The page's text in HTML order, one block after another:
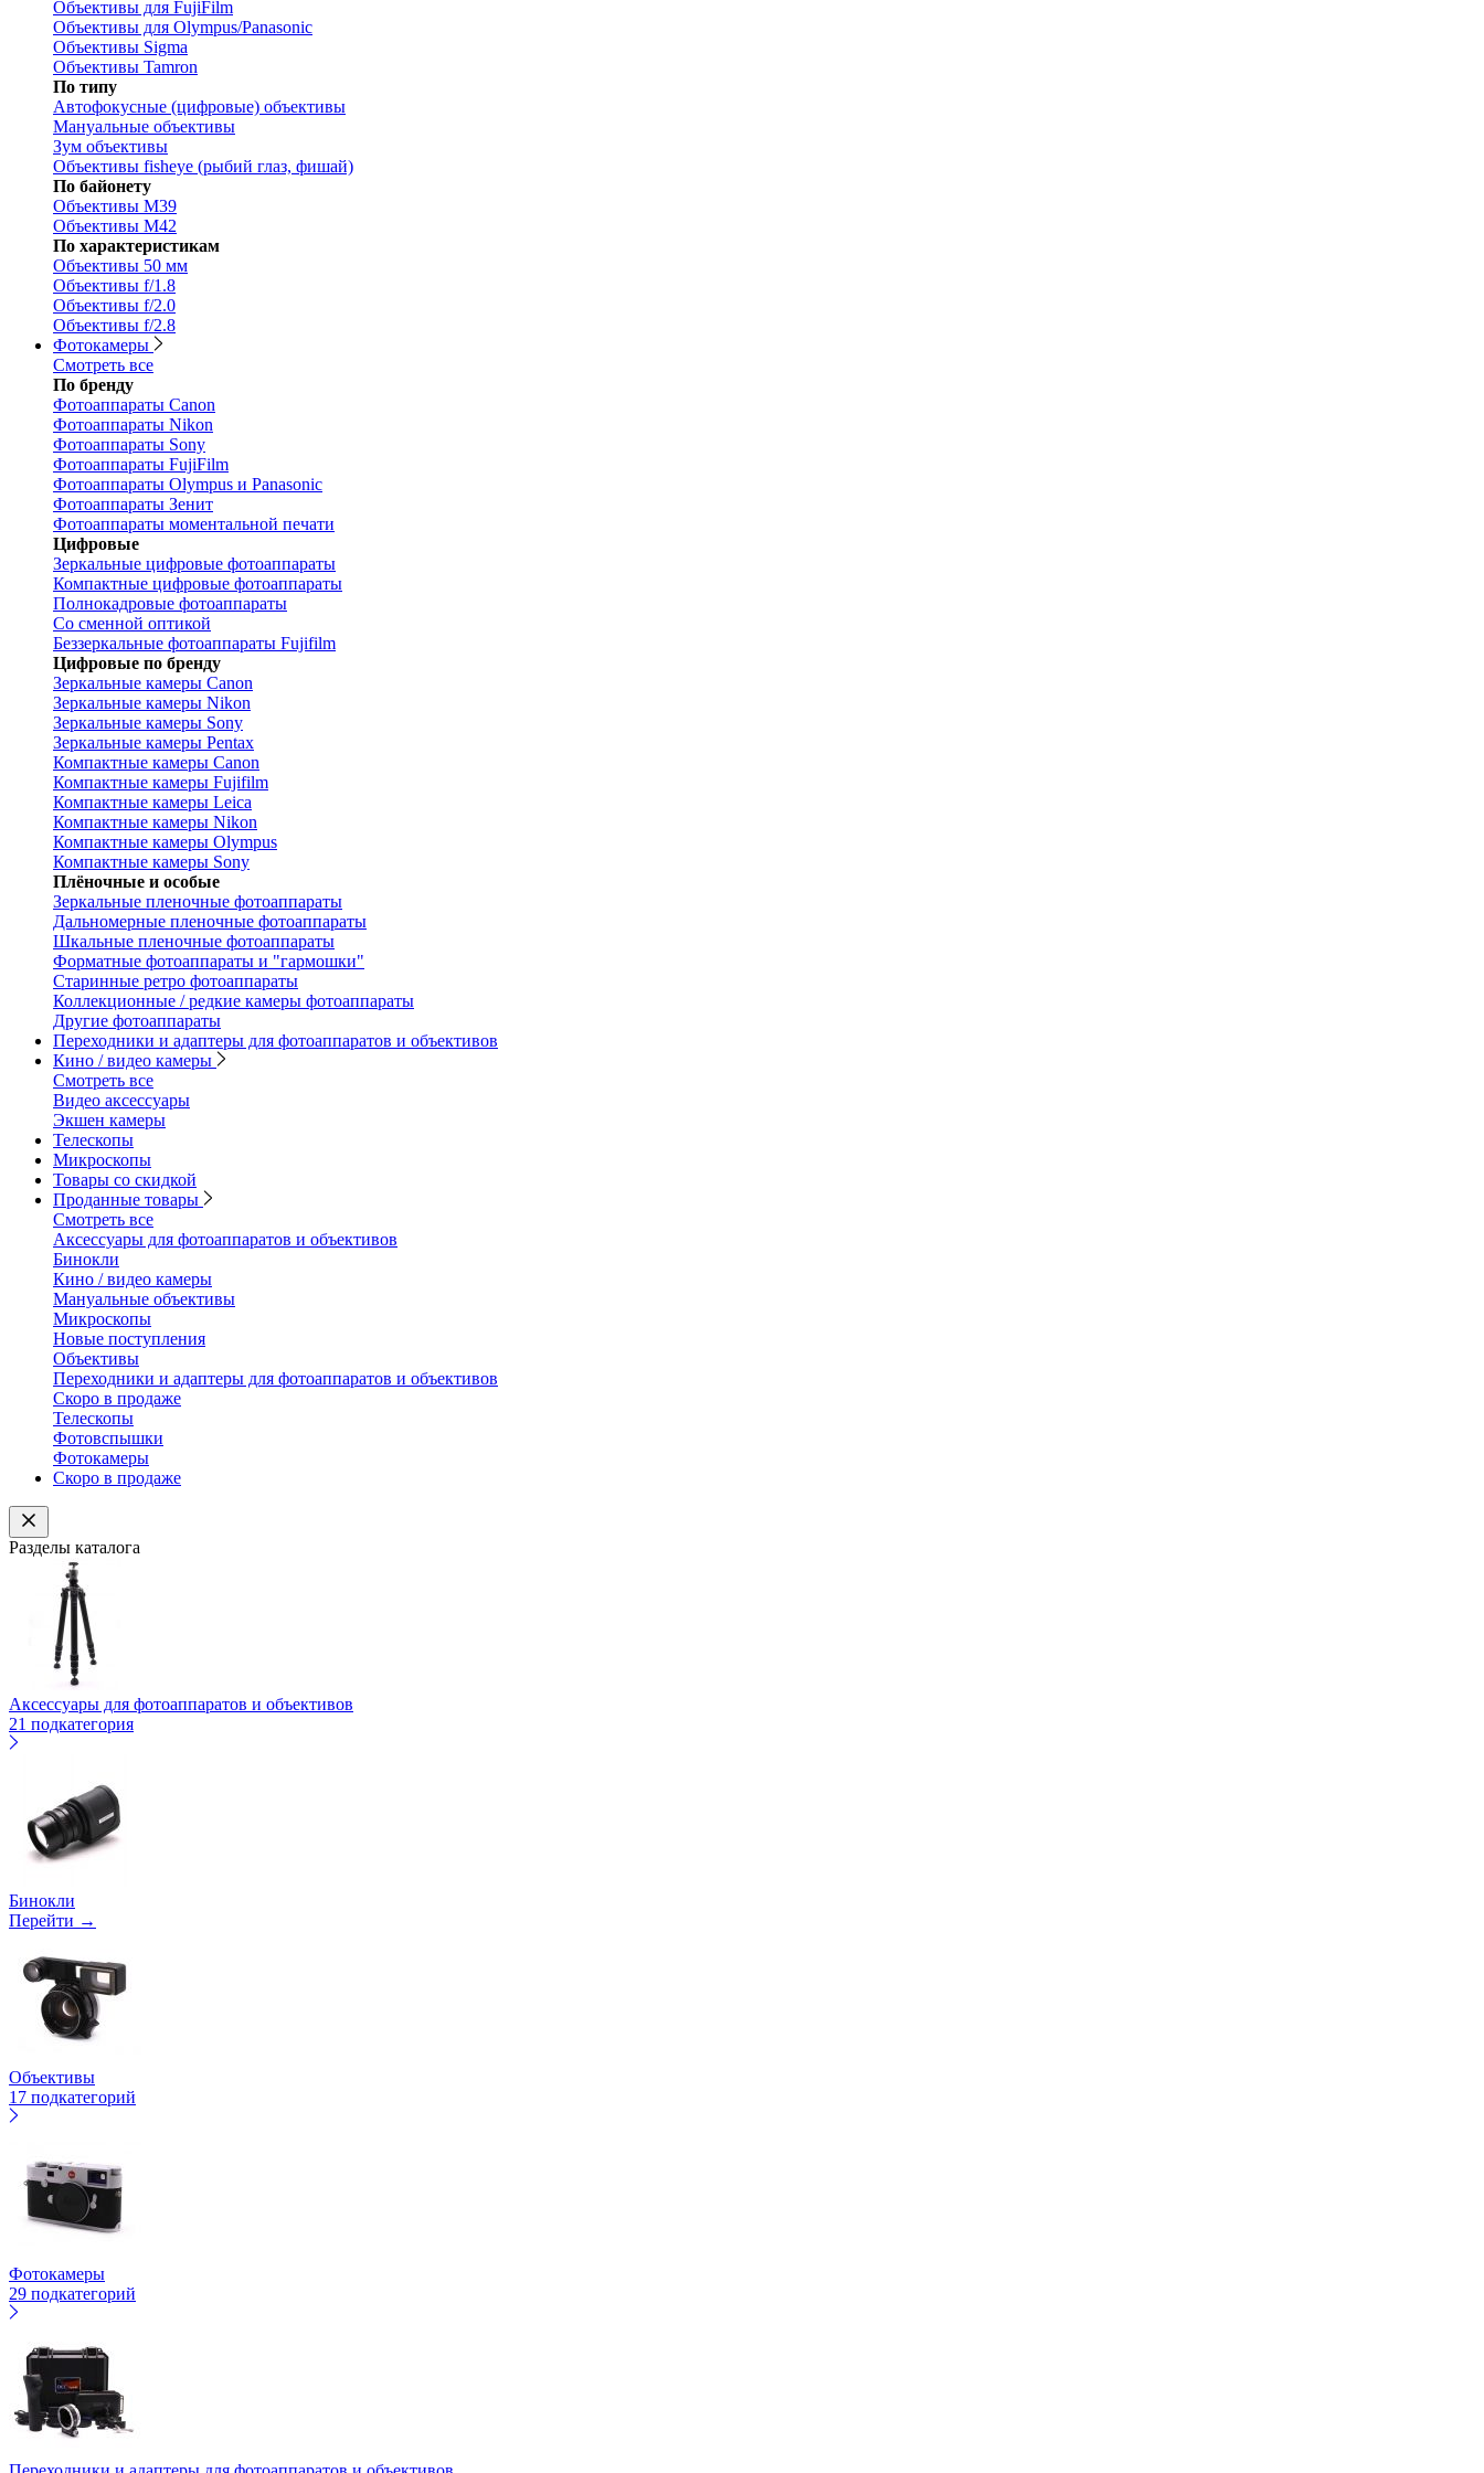
Объективы для FujiFilm
Объективы для Olympus/Panasonic
Объективы Sigma
Объективы Tamron
По типу
Автофокусные (цифровые) объективы
Мануальные объективы
Зум объективы
Объективы fisheye (рыбий глаз, фишай)
По байонету
Объективы M39
Объективы M42
По характеристикам
Объективы 50 мм
Объективы f/1.8
Объективы f/2.0
Объективы f/2.8
Фотокамеры
Смотреть все
По бренду
Фотоаппараты Canon
Фотоаппараты Nikon
Фотоаппараты Sony
Фотоаппараты FujiFilm
Фотоаппараты Olympus и Panasonic
Фотоаппараты Зенит
Фотоаппараты моментальной печати
Цифровые
Зеркальные цифровые фотоаппараты
Компактные цифровые фотоаппараты
Полнокадровые фотоаппараты
Со сменной оптикой
Беззеркальные фотоаппараты Fujifilm
Цифровые по бренду
Зеркальные камеры Canon
Зеркальные камеры Nikon
Зеркальные камеры Sony
Зеркальные камеры Pentax
Компактные камеры Canon
Компактные камеры Fujifilm
Компактные камеры Leica
Компактные камеры Nikon
Компактные камеры Olympus
Компактные камеры Sony
Плёночные и особые
Зеркальные пленочные фотоаппараты
Дальномерные пленочные фотоаппараты
Шкальные пленочные фотоаппараты
Форматные фотоаппараты и "гармошки"
Старинные ретро фотоаппараты
Коллекционные / редкие камеры фотоаппараты
Другие фотоаппараты
Переходники и адаптеры для фотоаппаратов и объективов
Кино / видео камеры
Смотреть все
Видео аксессуары
Экшен камеры
Телескопы
Микроскопы
Товары со скидкой
Проданные товары
Смотреть все
Аксессуары для фотоаппаратов и объективов
Бинокли
Кино / видео камеры
Мануальные объективы
Микроскопы
Новые поступления
Объективы
Переходники и адаптеры для фотоаппаратов и объективов
Скоро в продаже
Телескопы
Фотовспышки
Фотокамеры
Скоро в продаже
Разделы каталога
Аксессуары для фотоаппаратов и объективов
21 подкатегория
Бинокли
Перейти →
Объективы
17 подкатегорий
Фотокамеры
29 подкатегорий